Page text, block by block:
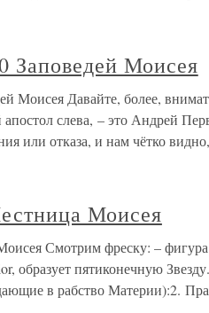
Моисея
Моисея Давайте, более,
слева, – это Андрей
или отказа, и нам чётко
Моисея
Смотрим фреску: – фигура
образует пятиконечную
в рабство Материи):2.